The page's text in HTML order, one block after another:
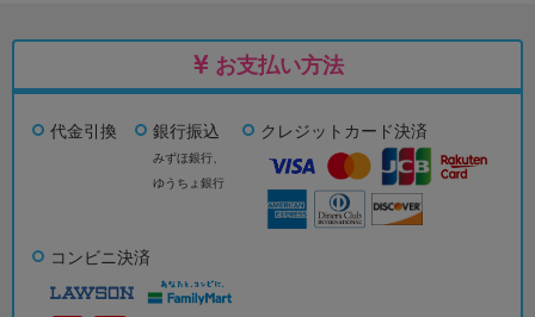
お支払い方法
代金引換 銀行振込
みずほ銀行、
ゆうちょ銀行
クレジットカード決済
コンビニ決済